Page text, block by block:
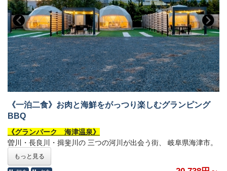
(故意の紛失、損壊はお客様に請求する場合がございます。)
《グランパーク 海津温泉》
曽川・長良川・揖斐川の 三つの河川が出会う街、 岐阜県海津市。
美しく豊かな自然を背景に、 憩いと安らぎをあたえる空間 「グラ
ンパーク海津温泉」 が誕生いたしました。
黄金色に輝く天然温泉「金泉」と、 日本百名月に選ばれる美しい
「月」に 癒される至福のひととき。
美しい景観と自然美溢れる 「グランパーク海津温泉」を お楽しみ
ください。
〇--------------------------------------〇
【このプランの特徴】
●一泊二食付きプラン
●お肉と海鮮とがっつりと楽しむBBQセット！
四季折々の地元食材を活かしたお料理をご提供いたします。
《一泊二食》お肉と海鮮をがっつり楽しむグランピング
BBQ
《グランパーク 海津温泉》
曽川・長良川・揖斐川の 三つの河川が出会う街、 岐阜県海津市。
美しく豊かな自然を背景に、 憩いと安らぎをあたえる空間 「グラ
ンパーク海津温泉」 が誕生いたしました。
もっと見る